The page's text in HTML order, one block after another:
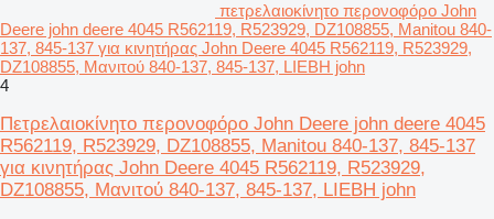
πετρελαιοκίνητο περονοφόρο John
Deere john deere 4045 R562119, R523929, DZ108855, Manitou 840-
137, 845-137 για κινητήρας John Deere 4045 R562119, R523929,
DZ108855, Μανιτού 840-137, 845-137, LIEBH john
4
Πετρελαιοκίνητο περονοφόρο John Deere john deere 4045
R562119, R523929, DZ108855, Manitou 840-137, 845-137
για κινητήρας John Deere 4045 R562119, R523929,
DZ108855, Μανιτού 840-137, 845-137, LIEBH john